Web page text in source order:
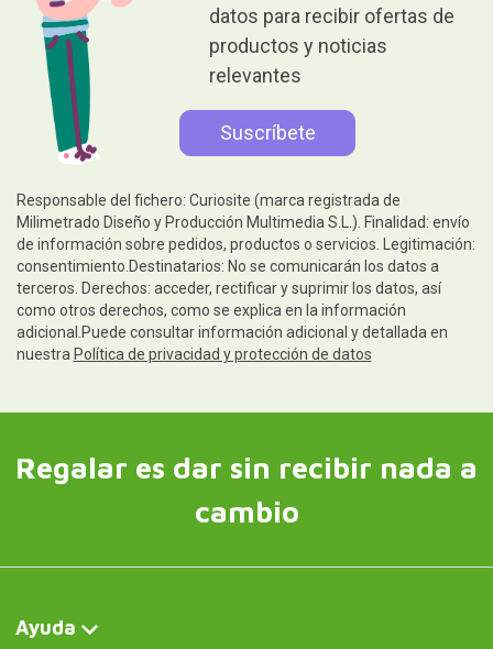
datos para recibir ofertas de
productos y noticias
relevantes
Responsable del fichero: Curiosite (marca registrada de
Milimetrado Diseño y Producción Multimedia S.L.). Finalidad: envío
de información sobre pedidos, productos o servicios. Legitimación:
consentimiento.Destinatarios: No se comunicarán los datos a
terceros. Derechos: acceder, rectificar y suprimir los datos, así
como otros derechos, como se explica en la información
adicional.Puede consultar información adicional y detallada en
nuestra Política de privacidad y protección de datos
Regalar es dar sin recibir nada a
cambio
Ayuda